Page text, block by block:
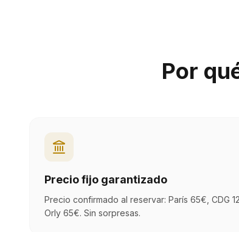
Por
Precio fijo garantizado
Precio confirmado al reservar: París 65€, CDG
Orly 65€. Sin sorpresas.